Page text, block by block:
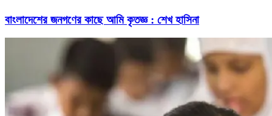
বাংলাদেশের জনগণের কাছে আমি কৃতজ্ঞ : শেখ হাসিনা